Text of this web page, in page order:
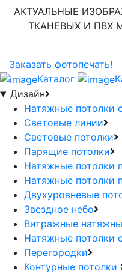
АКТУАЛЬНЫЕ
ТКАНЕВЫХ И ПВХ
Заказать фотопечать!
Каталог
Дизайн
Натяжные потолки
Световые линии
Световые потолки
Парящие потолки
Натяжные потолки
Натяжные потолки
Двухуровневые
Звездное небо
Витражные
Натяжные потолки
Перегородки
Контурные потолки